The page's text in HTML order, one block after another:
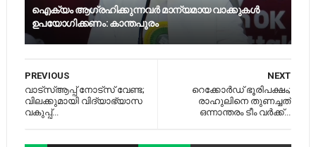
ഐക്യം ആഗ്രഹിക്കുന്നവര്‍ മാന്യമായ വാക്കുകള്‍
ഉപയോഗിക്കണം: കാന്തപുരം
NEXT
റെക്കോര്‍ഡ് ഭൂരിപക്ഷം;
രാഹുലിനെ തുണച്ചത്
ഒന്നാന്തരം ടീം വര്‍ക്ക്...
PREVIOUS
വാട്‌സ്ആപ്പ് നോട്‌സ് വേണ്ട;
വിലക്കുമായി വിദ്യാഭ്യാസ
വകുപ്പ്...